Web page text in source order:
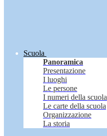
Scuola
Panoramica
Presentazione
I luoghi
Le persone
I numeri della scuola
Le carte della scuola
Organizzazione
La storia